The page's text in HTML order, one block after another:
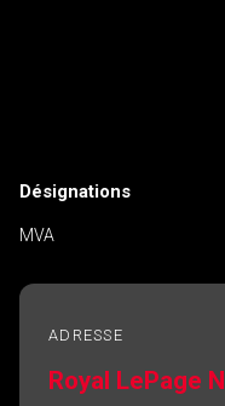
Désignations
MVA
ADRESSE
Royal LePage